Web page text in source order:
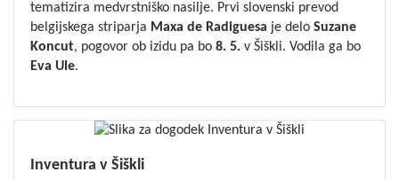
tematizira medvrstniško nasilje. Prvi slovenski prevod
belgijskega striparja Maxa de Radiguesa je delo Suzane
Koncut, pogovor ob izidu pa bo 8. 5. v Šiškli. Vodila ga bo
Eva Ule.
Inventura v Šiškli